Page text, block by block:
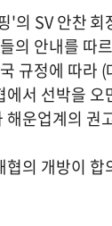
'의 SV 안찬
의 안내를 따
규정에 따라
서 선박을
운업계의 권
의 개방이